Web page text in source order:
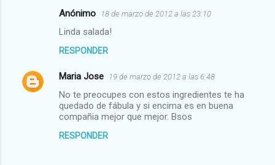
Anónimo 18 de marzo de 2012 a las 23:10
Linda salada!
RESPONDER
Maria Jose 19 de marzo de 2012 a las 6:48
No te preocupes con estos ingredientes te ha
quedado de fábula y si encima es en buena
compañia mejor que mejor. Bsos
RESPONDER